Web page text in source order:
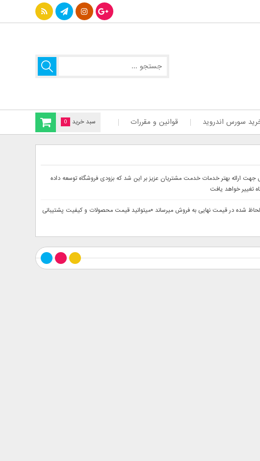
سبد خرید 0 سورس اندروید قوانین و مقررات
همراهان بودیم . وب سایت دینا پارس جهت ارائه بهتر خدمات خدمت مشتریان عزیز بر این شد که بزودی فروشگاه توسعه داده
تغییر خواهد یافت
خدمت مشتریان عزیز. تمام محصولات خود را از 30تا 60درصد تخفیف دار بصورت لحاظ شده در قیمت نهایی به فروش میرساند *میتوانید قیمت محصولات و کیفیت پشتیبانی